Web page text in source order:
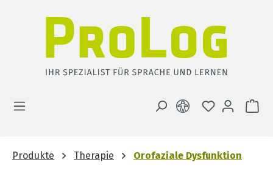
DU HAST 0
Produkte Therapie Orofaziale Dysfunktion